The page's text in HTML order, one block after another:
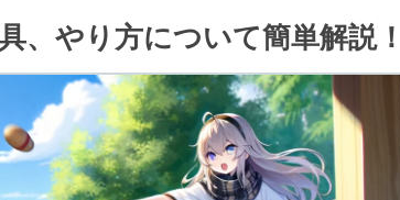
、やり方について簡単解説！